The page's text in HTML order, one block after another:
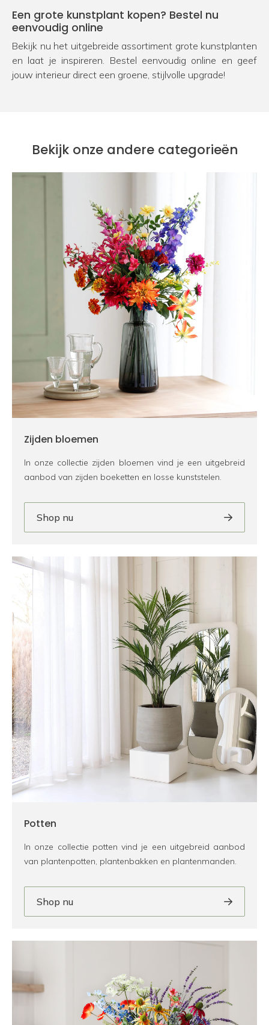
Een grote kunstplant kopen? Bestel nu
eenvoudig online
Bekijk nu het uitgebreide assortiment grote kunstplanten
en laat je inspireren. Bestel eenvoudig online en geef
jouw interieur direct een groene, stijlvolle upgrade!
Bekijk onze andere categorieën
Zijden bloemen
In onze collectie zijden bloemen vind je een uitgebreid
aanbod van zijden boeketten en losse kunststelen.
Shop nu
Potten
In onze collectie potten vind je een uitgebreid aanbod
van plantenpotten, plantenbakken en plantenmanden.
Shop nu